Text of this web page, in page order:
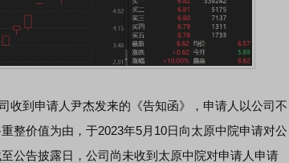
到申请人尹杰发来的《告知函》，申请人以公司不
整价值为由，于2023年5月10日向太原中院申请对公
公告披露日，公司尚未收到太原中院对申请人申请